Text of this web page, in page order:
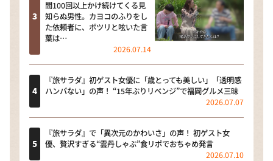
間100回以上かけ続けてくる見
知らぬ男性。カヨコのふりをし
た依頼者に、ポツリと呟いた言
葉は…
2026.07.14
『旅サラダ』初ゲスト女優に「歳とっても美しい」「透明感
ハンパない」の声！ “15年ぶりリベンジ”で福岡グルメ三昧
2026.07.07
『旅サラダ』で「異次元のかわいさ」の声！ 初ゲスト女
優、贅沢すぎる“雲丹しゃぶ”食リポでおちゃめ発言
2026.07.10